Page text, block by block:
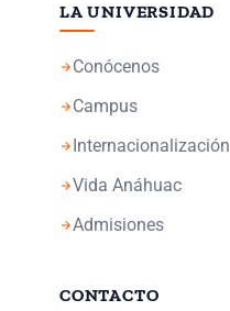
LA UNIVERSIDAD
arrow_forward Conócenos
arrow_forward Campus
arrow_forward Internacionalización
arrow_forwardVida Anáhuac
arrow_forwardAdmisiones
CONTACTO